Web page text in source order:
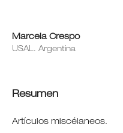
Marcela Crespo
USAL. Argentina
Resumen
Artículos miscélaneos.